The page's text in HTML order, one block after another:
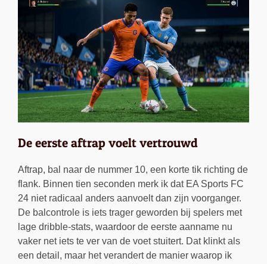
De eerste aftrap voelt vertrouwd
Aftrap, bal naar de nummer 10, een korte tik richting de
flank. Binnen tien seconden merk ik dat EA Sports FC
24 niet radicaal anders aanvoelt dan zijn voorganger.
De balcontrole is iets trager geworden bij spelers met
lage dribble-stats, waardoor de eerste aanname nu
vaker net iets te ver van de voet stuitert. Dat klinkt als
een detail, maar het verandert de manier waarop ik